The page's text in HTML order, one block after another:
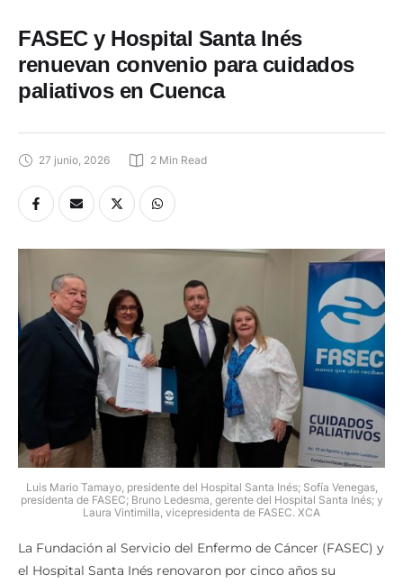
FASEC y Hospital Santa Inés
renuevan convenio para cuidados
paliativos en Cuenca
27 junio, 2026 2 Min Read
Luis Mario Tamayo, presidente del Hospital Santa Inés; Sofía Venegas,
presidenta de FASEC; Bruno Ledesma, gerente del Hospital Santa Inés; y
Laura Vintimilla, vicepresidenta de FASEC. XCA
La Fundación al Servicio del Enfermo de Cáncer (FASEC) y
el Hospital Santa Inés renovaron por cinco años su